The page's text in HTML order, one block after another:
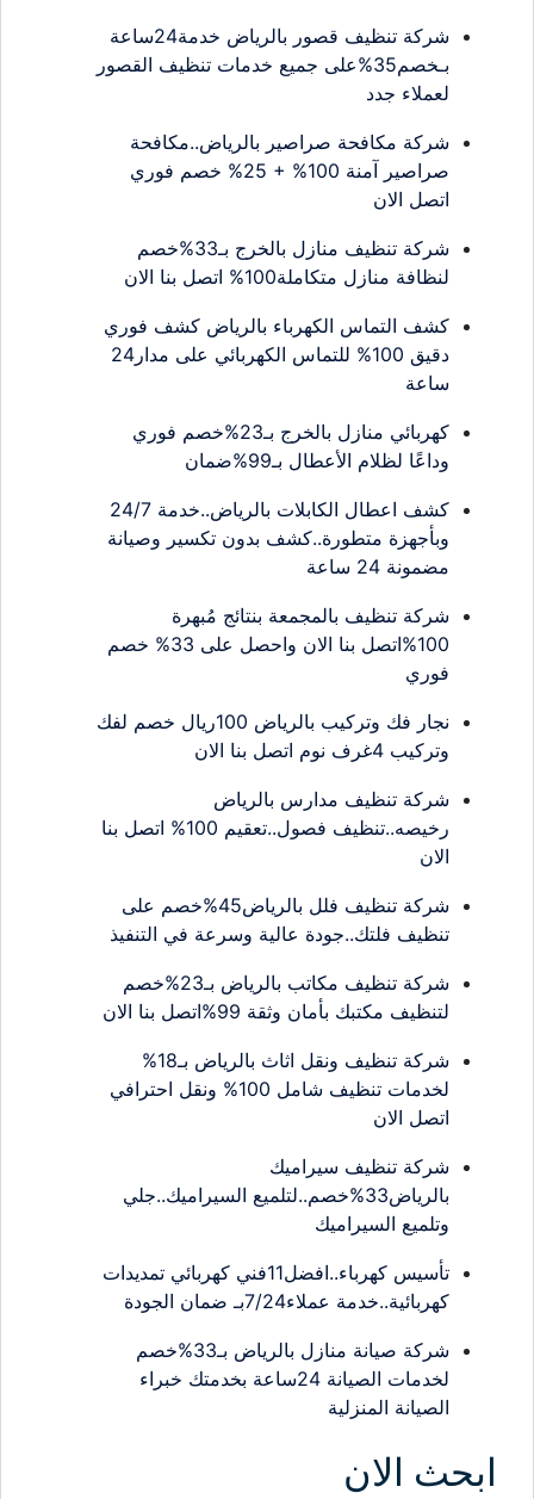
شركة تنظيف قصور بالرياض خدمة24ساعة
بـخصم35%على جميع خدمات تنظيف القصور
لعملاء جدد
شركة مكافحة صراصير بالرياض..مكافحة
صراصير آمنة 100% + 25% خصم فوري
اتصل الان
شركة تنظيف منازل بالخرج بـ33%خصم
لنظافة منازل متكاملة100% اتصل بنا الان
كشف التماس الكهرباء بالرياض كشف فوري
دقيق 100% للتماس الكهربائي على مدار24
ساعة
كهربائي منازل بالخرج بـ23%خصم فوري
وداعًا لظلام الأعطال بـ99%ضمان
كشف اعطال الكابلات بالرياض..خدمة 24/7
وبأجهزة متطورة..كشف بدون تكسير وصيانة
مضمونة 24 ساعة
شركة تنظيف بالمجمعة بنتائج مُبهرة
100%اتصل بنا الان واحصل على 33% خصم
فوري
نجار فك وتركيب بالرياض 100ريال خصم لفك
وتركيب 4غرف نوم اتصل بنا الان
شركة تنظيف مدارس بالرياض
رخيصه..تنظيف فصول..تعقيم 100% اتصل بنا
الان
شركة تنظيف فلل بالرياض45%خصم على
تنظيف فلتك..جودة عالية وسرعة في التنفيذ
شركة تنظيف مكاتب بالرياض بـ23%خصم
لتنظيف مكتبك بأمان وثقة 99%اتصل بنا الان
شركة تنظيف ونقل اثاث بالرياض بـ18%
لخدمات تنظيف شامل 100% ونقل احترافي
اتصل الان
شركة تنظيف سيراميك
بالرياض33%خصم..لتلميع السيراميك..جلي
وتلميع السيراميك
تأسيس كهرباء..افضل11فني كهربائي تمديدات
كهربائية..خدمة عملاء7/24بـ ضمان الجودة
شركة صيانة منازل بالرياض بـ33%خصم
لخدمات الصيانة 24ساعة بخدمتك خبراء
الصيانة المنزلية
ابحث الان